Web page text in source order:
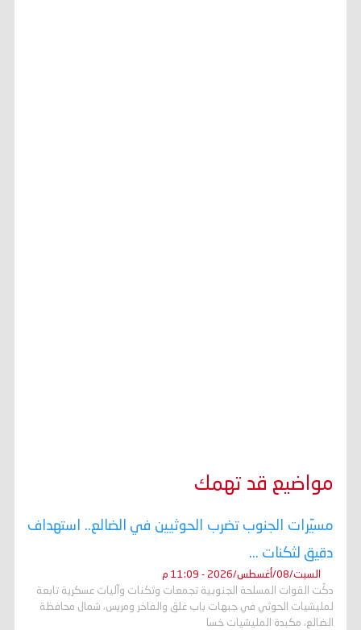
مواضيع قد تهمك
مسيّرات الجنوب تضرب الحوثيين في الضالع.. استهداف
دقيق لثكنات ...
السبت/08/أغسطس/2026 - 11:09 م
دكّت القوات المسلحة الجنوبية تجمعات وثكنات وآليات عسكرية تابعة
لمليشيات الحوثي في جبهات باب غلق والفاخر ومريس، شمال محافظة
الضالع، مكبدة المليشيات خسا